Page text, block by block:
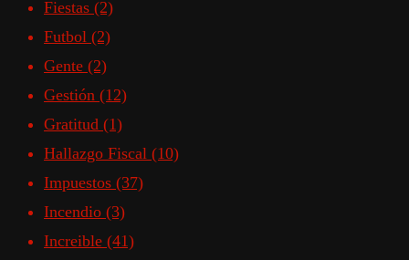
Fiestas (2)
Futbol (2)
Gente (2)
Gestión (12)
Gratitud (1)
Hallazgo Fiscal (10)
Impuestos (37)
Incendio (3)
Increible (41)